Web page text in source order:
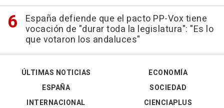
España defiende que el pacto PP-Vox tiene
vocación de "durar toda la legislatura": "Es lo
que votaron los andaluces"
ÚLTIMAS NOTICIAS
ESPAÑA
INTERNACIONAL
ECONOMÍA
SOCIEDAD
CIENCIAPLUS